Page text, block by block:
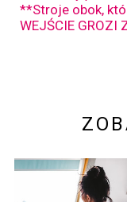
**Stroje obok,
WEJŚCIE GROZI